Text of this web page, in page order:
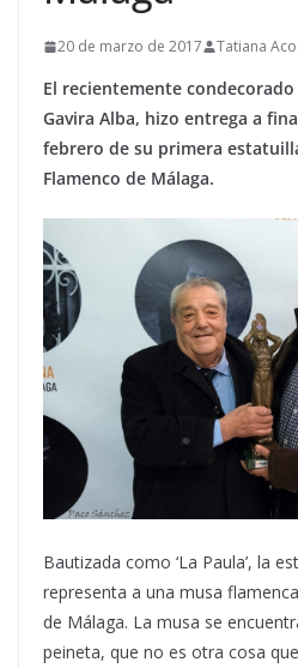
20 de marzo de 2017 Tatiana
El recientemente
Gavira Alba, hizo entrega a
febrero de su primera
Flamenco de Málaga.
Bautizada como ‘La Paula’, la
representa a una musa
de Málaga. La musa se
peineta, que no es otra cosa